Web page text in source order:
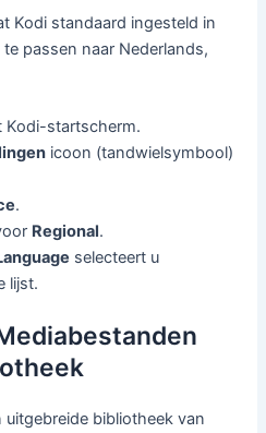
Kodi standaard ingesteld in
passen naar Nederlands,
Kodi-startscherm.
icoon (tandwielsymbool)
.
Regional.
selecteert u
lijst.
bibliotheek van